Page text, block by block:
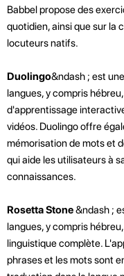
Babbel propose des
quotidien, ainsi que sur la
locuteurs natifs.
Duolingo&ndash ; est
langues, y compris
d'apprentissage
vidéos. Duolingo offre
mémorisation de mots et
qui aide les utilisateurs à
connaissances.
Rosetta Stone&ndash ;
langues, y compris
linguistique complète.
phrases et les mots sont